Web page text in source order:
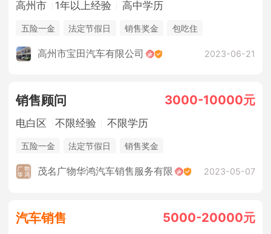
高州市 1年以上经验 高中学历
五险一金 法定节假日 销售奖金 包吃住
高州市宝田汽车有限公司 2023-06-21
销售顾问 3000-10000元
电白区 不限经验 不限学历
五险一金 法定节假日 销售奖金
茂名广物华鸿汽车销售服务有限 2023-05-07
汽车销售 5000-20000元